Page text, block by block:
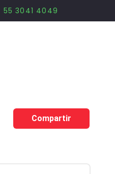
55 3041 4049
Compartir